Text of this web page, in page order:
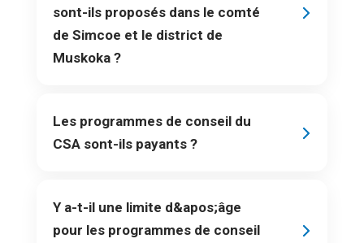
sont-ils proposés dans le comté
de Simcoe et le district de
Muskoka ?
Les programmes de conseil du
CSA sont-ils payants ?
Y a-t-il une limite d&apos;âge
pour les programmes de conseil